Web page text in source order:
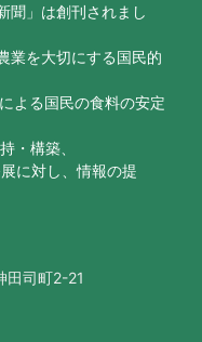
聞」は創刊されまし
業を大切にする国民的
よる国民の食料の安定
・構築、
に対し、情報の提
田司町2-21